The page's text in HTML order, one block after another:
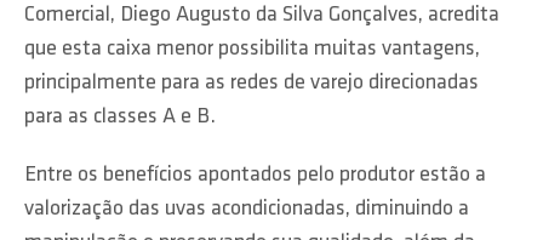
Comercial, Diego Augusto da Silva Gonçalves, acredita
que esta caixa menor possibilita muitas vantagens,
principalmente para as redes de varejo direcionadas
para as classes A e B.
Entre os benefícios apontados pelo produtor estão a
valorização das uvas acondicionadas, diminuindo a